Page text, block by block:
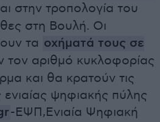
στην τροπολογία του
στη Βουλή. Οι
τα οχήματά τους σε
αριθμό κυκλοφορίας
και θα κρατούν τις
ενιαίας ψηφιακής πύλης
-ΕΨΠ,Ενιαία Ψηφιακή